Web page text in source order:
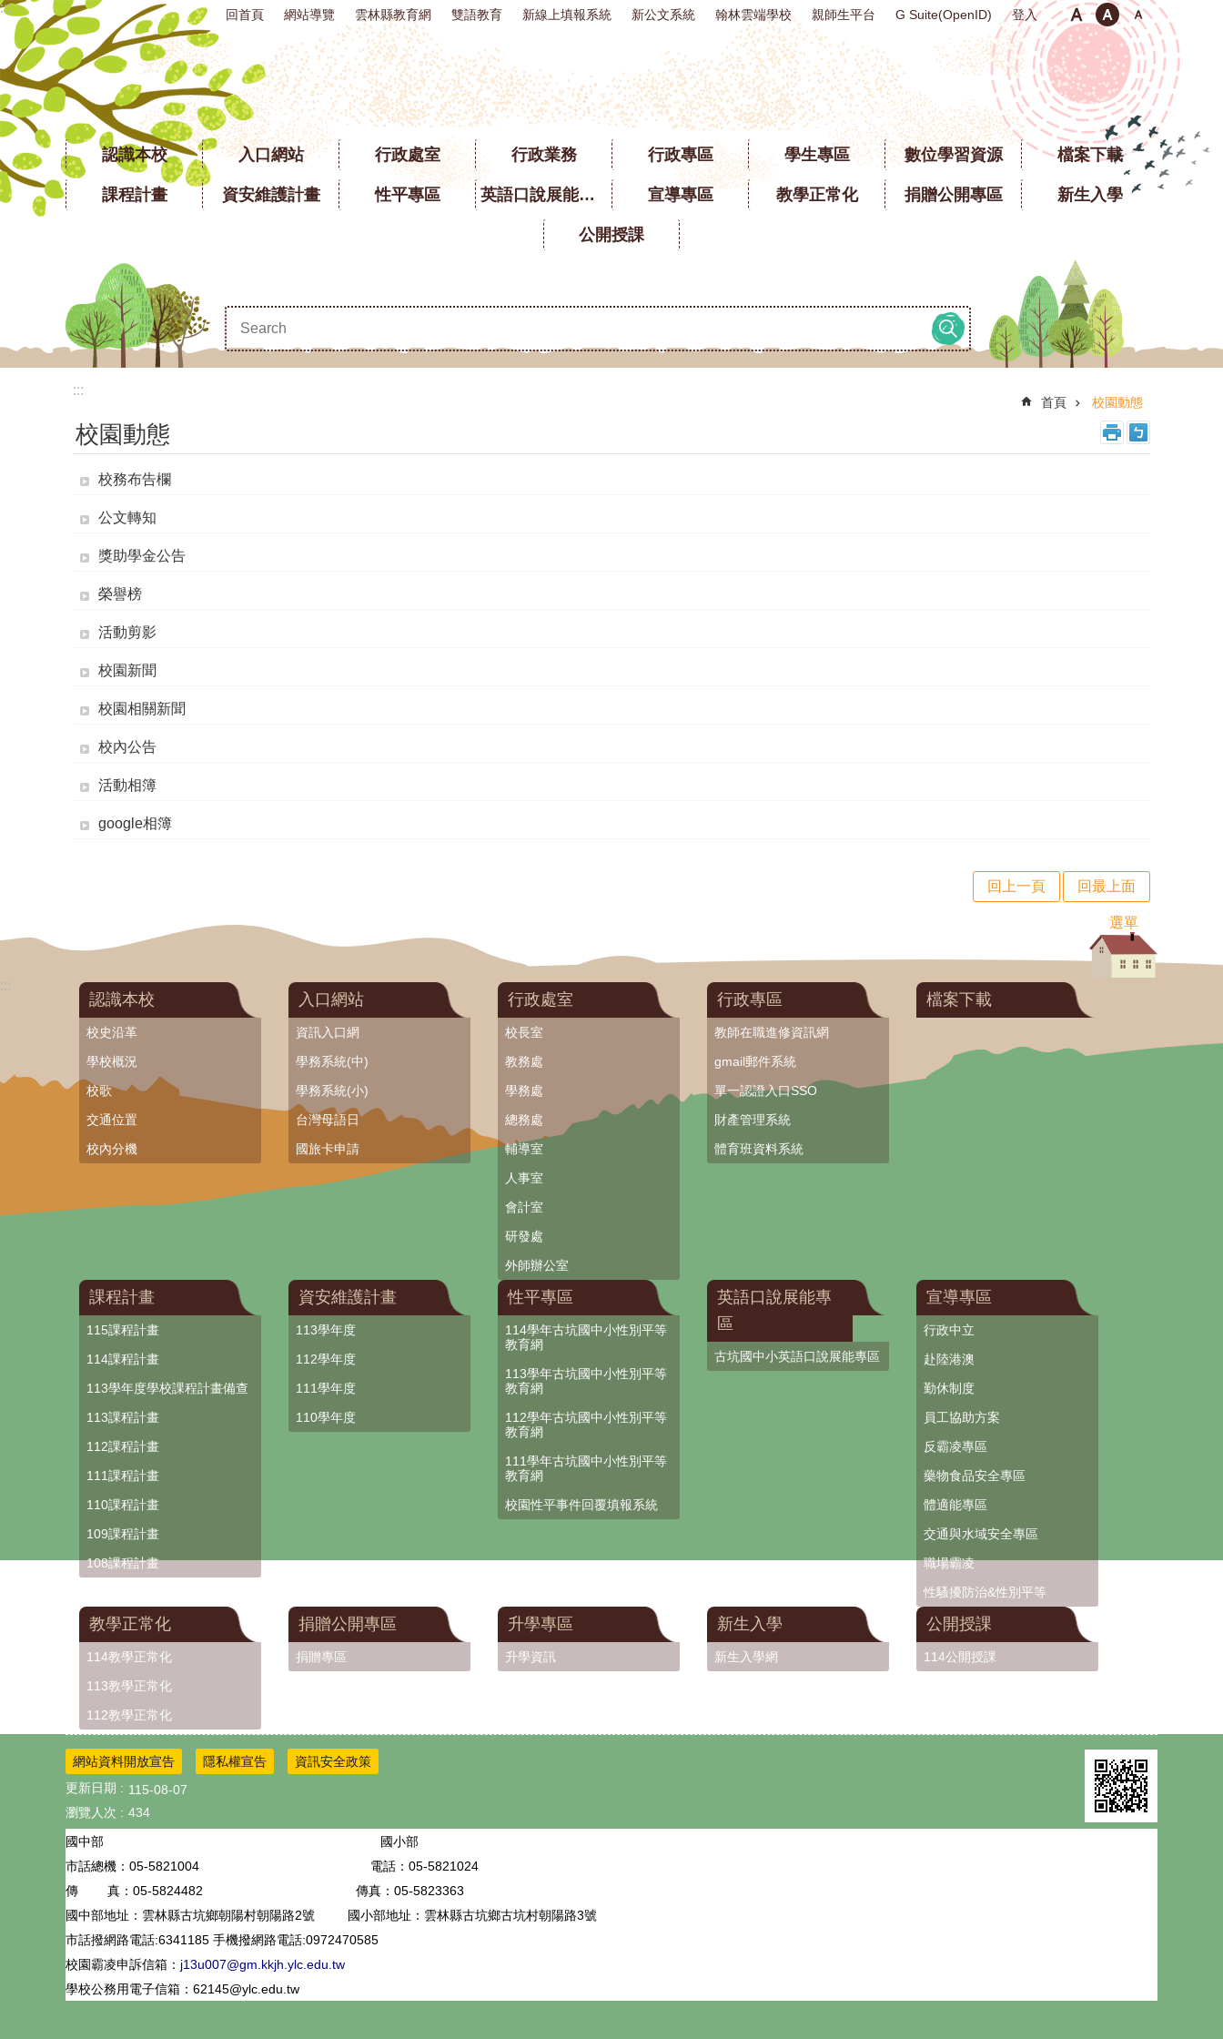
跳到主要內容區塊
::: 回首頁 網站導覽 雲林縣教育網 雙語教育 新線上填報系統 新公文系統 翰林雲端學校 親師生平台 G Suite(OpenID) 登入
認識本校 入口網站 行政處室 行政業務 行政專區 學生專區 數位學習資源 檔案下載
課程計畫 資安維護計畫 性平專區 英語口說展能專區 宣導專區 教學正常化 捐贈公開專區 新生入學
公開授課
:::
首頁 校園動態
校園動態
校務布告欄
公文轉知
獎助學金公告
榮譽榜
活動剪影
校園新聞
校園相關新聞
校內公告
活動相簿
google相簿
回上一頁 回最上面
選單
:::
認識本校
校史沿革
學校概況
校歌
交通位置
校內分機
入口網站
資訊入口網
學務系統(中)
學務系統(小)
台灣母語日
國旅卡申請
行政處室
校長室
教務處
學務處
總務處
輔導室
人事室
會計室
研發處
外師辦公室
行政專區
教師在職進修資訊網
gmail郵件系統
單一認證入口SSO
財產管理系統
體育班資料系統
檔案下載
課程計畫
115課程計畫
114課程計畫
113學年度學校課程計畫備查
113課程計畫
112課程計畫
111課程計畫
110課程計畫
109課程計畫
108課程計畫
資安維護計畫
113學年度
112學年度
111學年度
110學年度
性平專區
114學年古坑國中小性別平等
教育網
113學年古坑國中小性別平等
教育網
112學年古坑國中小性別平等
教育網
111學年古坑國中小性別平等
教育網
校園性平事件回覆填報系統
英語口說展能專
區
古坑國中小英語口說展能專區
宣導專區
行政中立
赴陸港澳
勤休制度
員工協助方案
反霸凌專區
藥物食品安全專區
體適能專區
交通與水域安全專區
職場霸凌
性騷擾防治&性別平等
教學正常化
114教學正常化
113教學正常化
112教學正常化
捐贈公開專區
捐贈專區
升學專區
升學資訊
新生入學
新生入學網
公開授課
114公開授課
網站資料開放宣告 隱私權宣告
資訊安全政策
更新日期
115-08-07
瀏覽人次
434
國中部 國小部
市話總機： 05-5821004 電話：05-5821024
傳 真： 05-5824482
傳真：05-5823363
國中部地址：雲林縣古坑鄉朝陽村朝陽路2號
國小部地址：雲林縣古坑鄉古坑村朝陽路3號
市話撥網路電話:6341185 手機撥網路電話:0972470585
校園霸凌申訴信箱： j13u007@gm.kkjh.ylc.edu.tw
學校公務用電子信箱：62145@ylc.edu.tw